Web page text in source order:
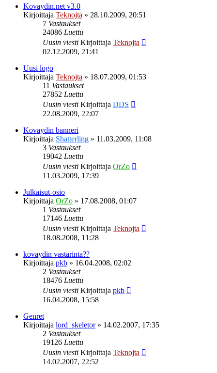
Kovaydin.net v3.0
Kirjoittaja Teknojta » 28.10.2009, 20:51
7 Vastaukset
24086 Luettu
Uusin viesti Kirjoittaja Teknojta
02.12.2009, 21:41
Uusi logo
Kirjoittaja Teknojta » 18.07.2009, 01:53
11 Vastaukset
27852 Luettu
Uusin viesti Kirjoittaja DDS
22.08.2009, 22:07
Kovaydin banneri
Kirjoittaja Shatterling » 11.03.2009, 11:08
3 Vastaukset
19042 Luettu
Uusin viesti Kirjoittaja OrZo
11.03.2009, 17:39
Julkaisut-osio
Kirjoittaja OrZo » 17.08.2008, 01:07
1 Vastaukset
17146 Luettu
Uusin viesti Kirjoittaja Teknojta
18.08.2008, 11:28
kovaydin vastarinta??
Kirjoittaja pkb » 16.04.2008, 02:02
2 Vastaukset
18476 Luettu
Uusin viesti Kirjoittaja pkb
16.04.2008, 15:58
Genret
Kirjoittaja lord_skeletor» 14.02.2007, 17:35
2 Vastaukset
19126 Luettu
Uusin viesti Kirjoittaja Teknojta
14.02.2007, 22:52